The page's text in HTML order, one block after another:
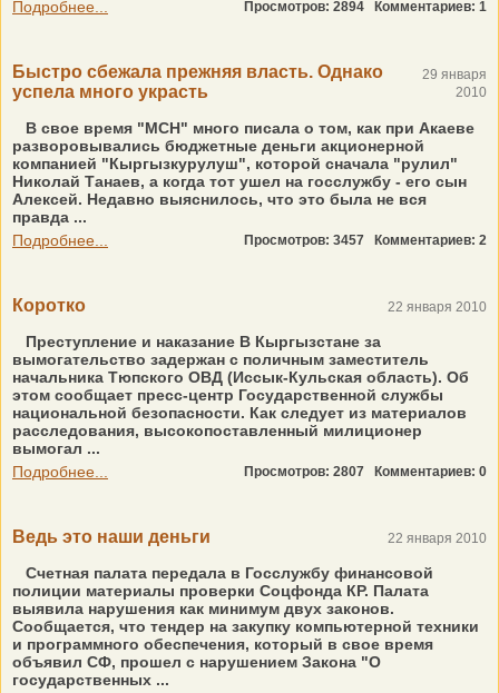
Подробнее...
Просмотров: 2894 Комментариев: 1
Быстро сбежала прежняя власть. Однако
успела много украсть
29 января
2010
В свое время "МСН" много писала о том, как при Акаеве
разворовывались бюджетные деньги акционерной
компанией "Кыргызкурулуш", которой сначала "рулил"
Николай Танаев, а когда тот ушел на госслужбу - его сын
Алексей. Недавно выяснилось, что это была не вся
правда ...
Подробнее...
Просмотров: 3457 Комментариев: 2
Коротко 22 января 2010
Преступление и наказание В Кыргызстане за
вымогательство задержан с поличным заместитель
начальника Тюпского ОВД (Иссык-Кульская область). Об
этом сообщает пресс-центр Государственной службы
национальной безопасности. Как следует из материалов
расследования, высокопоставленный милиционер
вымогал ...
Подробнее...
Просмотров: 2807 Комментариев: 0
Ведь это наши деньги 22 января 2010
Счетная палата передала в Госслужбу финансовой
полиции материалы проверки Соцфонда КР. Палата
выявила нарушения как минимум двух законов.
Сообщается, что тендер на закупку компьютерной техники
и программного обеспечения, который в свое время
объявил СФ, прошел с нарушением Закона "О
государственных ...